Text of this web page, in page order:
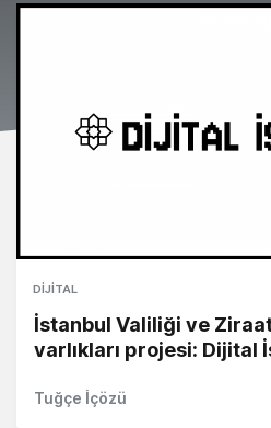
DIJITAL
İstanbul Valiliği ve Ziraat
varlıkları projesi: Dijital
Tuğçe İçözü